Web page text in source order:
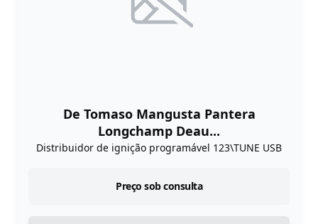
De Tomaso Mangusta Pantera
Longchamp Deau...
Distribuidor de ignição programável 123\TUNE USB
Preço sob consulta